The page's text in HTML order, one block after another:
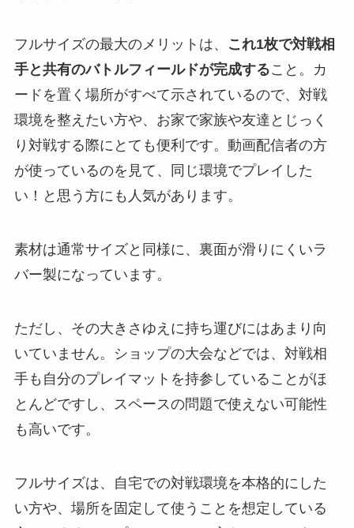
フルサイズの最大のメリットは、
これ1枚で対戦相
手と共有のバトルフィールドが完成すること。カ
ードを置く場所がすべて示されているので、対戦
環境を整えたい方や、お家で家族や友達とじっく
り対戦する際にとても便利です。動画配信者の方
が使っているのを見て、同じ環境でプレイした
い！と思う方にも人気があります。
素材は通常サイズと同様に、裏面が滑りにくいラ
バー製になっています。
ただし、その大きさゆえに持ち運びにはあまり向
いていません。ショップの大会などでは、対戦相
手も自分のプレイマットを持参していることがほ
とんどですし、スペースの問題で使えない可能性
も高いです。
フルサイズは、自宅での対戦環境を本格的にした
い方や、場所を固定して使うことを想定している